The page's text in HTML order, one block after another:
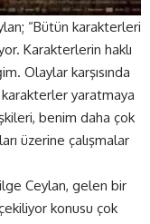
“Bütün karakterleri
Karakterlerin haklı
Olaylar karşısında
yaratmaya
benim daha çok
üzerine çalışmalar
Ceylan, gelen bir
konusu çok